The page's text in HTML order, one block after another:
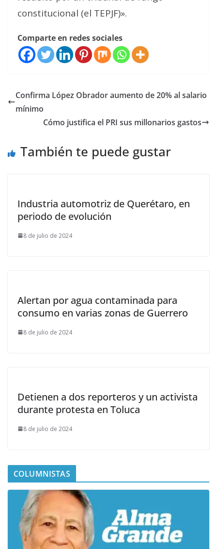
constitucional (el TEPJF)».
Comparte en redes sociales
Confirma López Obrador aumento de 20% al salario
mínimo
Cómo justifica el PRI sus millonarios gastos
También te puede gustar
Industria automotriz de Querétaro, en
periodo de evolución
8 de julio de 2024
Alertan por agua contaminada para
consumo en varias zonas de Guerrero
8 de julio de 2024
Detienen a dos reporteros y un activista
durante protesta en Toluca
8 de julio de 2024
COLUMNISTAS